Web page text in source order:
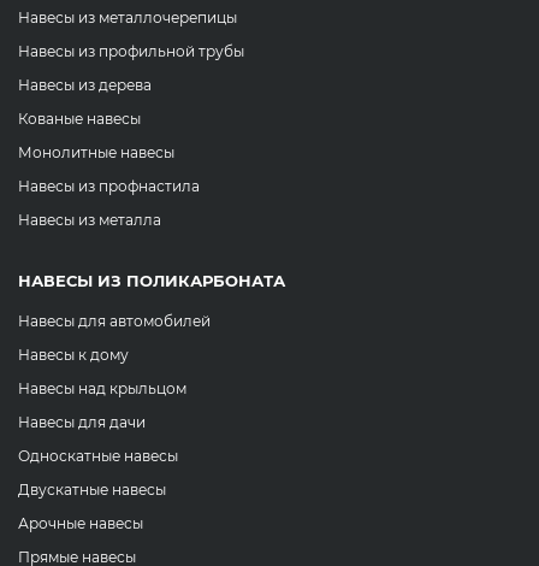
Навесы из металлочерепицы
Навесы из профильной трубы
Навесы из дерева
Кованые навесы
Монолитные навесы
Навесы из профнастила
Навесы из металла
НАВЕСЫ ИЗ ПОЛИКАРБОНАТА
Навесы для автомобилей
Навесы к дому
Навесы над крыльцом
Навесы для дачи
Односкатные навесы
Двускатные навесы
Арочные навесы
Прямые навесы